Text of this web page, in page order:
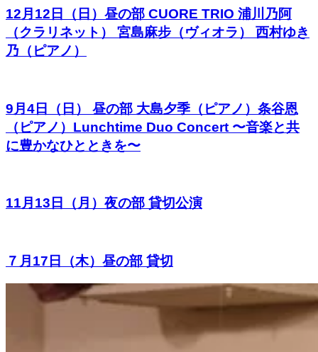
12月12日（日）昼の部 CUORE TRIO 浦川乃阿
（クラリネット） 宮島麻步（ヴィオラ） 西村ゆき
乃（ピアノ）
9月4日（日） 昼の部 大島夕季（ピアノ）条谷恩
（ピアノ）Lunchtime Duo Concert 〜音楽と共
に豊かなひとときを〜
11月13日（月）夜の部 貸切公演
７月17日（木）昼の部 貸切